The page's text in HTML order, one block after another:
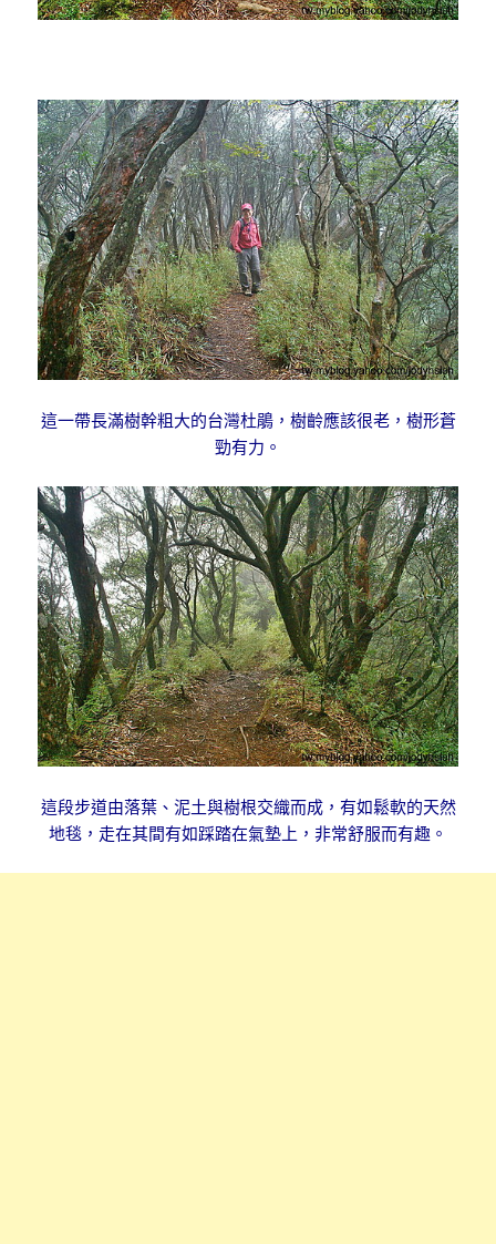
這一帶長滿樹幹粗大的台灣杜鵑，樹齡應該很老，樹形蒼
勁有力。
這段步道由落葉、 泥土與樹根交織而成，有如鬆軟的天然
地毯，走在其間有如踩踏在氣墊上，非常舒服而有趣。